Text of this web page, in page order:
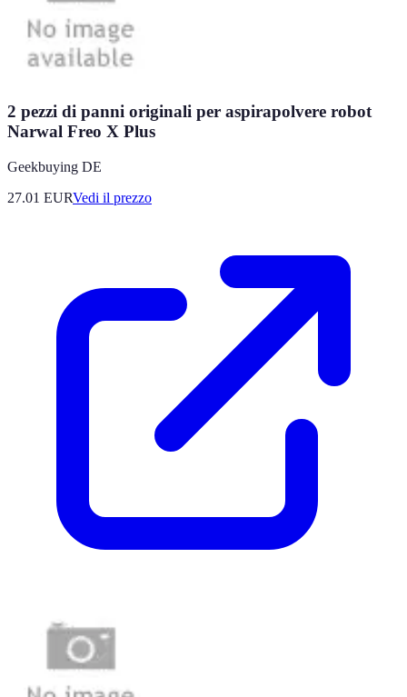
2 pezzi di panni originali per aspirapolvere robot
Narwal Freo X Plus
Geekbuying DE
27.01 EURVedi il prezzo